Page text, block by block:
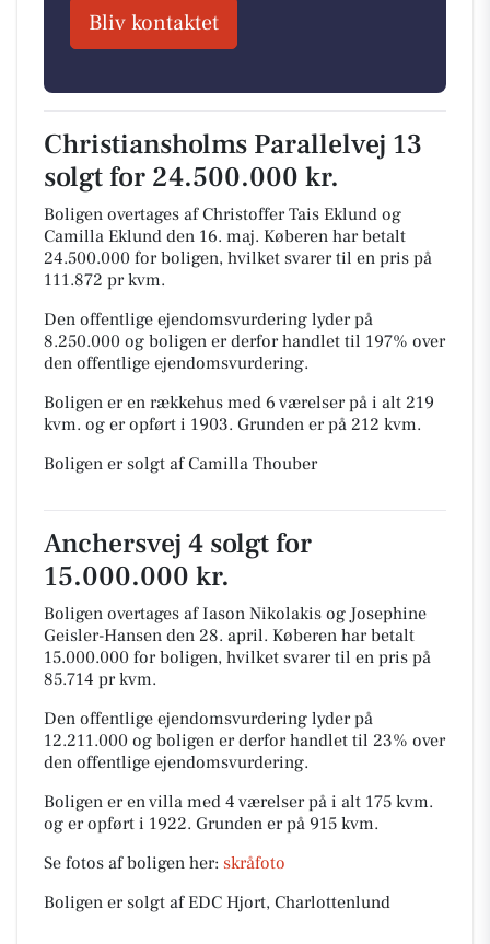
Bliv kontaktet
Christiansholms Parallelvej 13
solgt for 24.500.000 kr.
Boligen overtages af Christoffer Tais Eklund og
Camilla Eklund den 16. maj. Køberen har betalt
24.500.000 for boligen, hvilket svarer til en pris på
111.872 pr kvm.
Den offentlige ejendomsvurdering lyder på
8.250.000 og boligen er derfor handlet til 197% over
den offentlige ejendomsvurdering.
Boligen er en rækkehus med 6 værelser på i alt 219
kvm. og er opført i 1903. Grunden er på 212 kvm.
Boligen er solgt af Camilla Thouber
Anchersvej 4 solgt for
15.000.000 kr.
Boligen overtages af Iason Nikolakis og Josephine
Geisler-Hansen den 28. april. Køberen har betalt
15.000.000 for boligen, hvilket svarer til en pris på
85.714 pr kvm.
Den offentlige ejendomsvurdering lyder på
12.211.000 og boligen er derfor handlet til 23% over
den offentlige ejendomsvurdering.
Boligen er en villa med 4 værelser på i alt 175 kvm.
og er opført i 1922. Grunden er på 915 kvm.
Se fotos af boligen her: skråfoto
Boligen er solgt af EDC Hjort, Charlottenlund